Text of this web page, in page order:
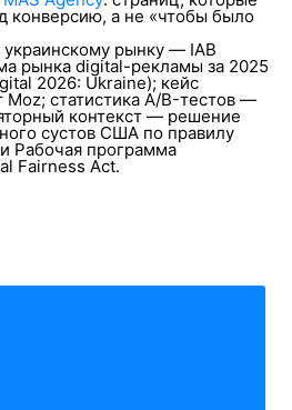
конверсию, а не «чтобы было
рынку — IAB
рынка digital-рекламы за 2025
2026: Ukraine); кейс
статистика A/B-тестов —
контекст — решение
сустов США по правилу
Рабочая программа
Fairness Act.